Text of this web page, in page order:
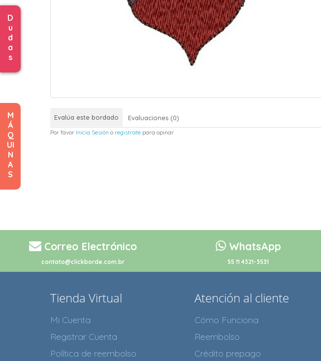
D
u
d
a
s
M
Á
Q
UI
N
A
S
Evalúa este bordado Evaluaciones (0)
Por favor Inicia Sesión o registrate para opinar
Correo Electrónico
contato@clickborde.com.br
WhatsApp
55 11 4321-3531
Tienda Virtual
Mi Cuenta
Registrar Cuenta
Política de reembolso
Atención al cliente
Cómo Funciona
Reembolso
Crédito prepago